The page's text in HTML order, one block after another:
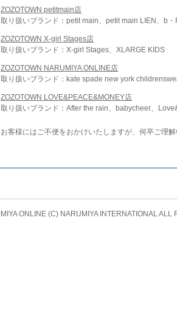
ZOZOTOWN petitmain店
取り扱いブランド：petit main、petit main LIEN、b・
ZOZOTOWN X-girl Stages店
取り扱いブランド：X-girl Stages、XLARGE KIDS
ZOZOTOWN NARUMIYA ONLINE店
取り扱いブランド：kate spade new york
ZOZOTOWN LOVE&PEACE&MONEY店
取り扱いブランド：After the rain、babycheer、
お客様にはご不便をおかけいたしますが、何卒ご理